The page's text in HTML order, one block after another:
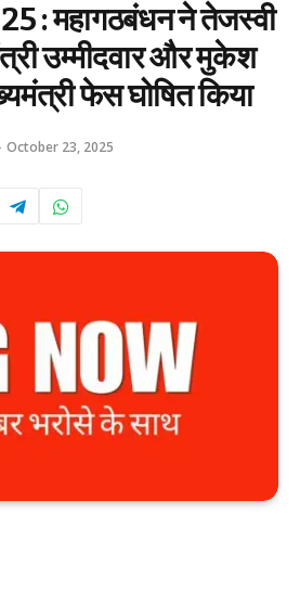
: महागठबंधन ने तेजस्वी
उम्मीदवार और मुकेश
फेस घोषित किया
October 23, 2025